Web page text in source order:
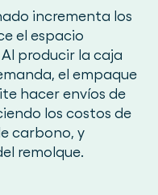
incrementa los
el espacio
producir la caja
el empaque
hacer envíos de
los costos de
carbono, y
remolque.